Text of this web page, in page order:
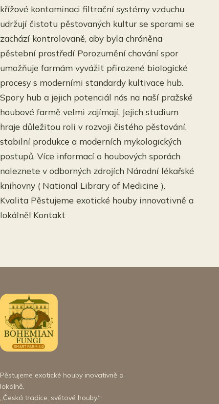
křížové kontaminaci filtrační systémy vzduchu
udržují čistotu pěstovaných kultur se sporami se
zachází kontrolovaně, aby byla chráněna
pěstební prostředí Porozumění chování spor
umožňuje farmám vyvážit přirozené biologické
procesy s moderními standardy kultivace hub.
Spory hub a jejich potenciál nás na naší pražské
houbové farmě velmi zajímají. Jejich studium
hraje důležitou roli v rozvoji čistého pěstování,
stabilní produkce a moderních mykologických
postupů. Více informací o houbových sporách
naleznete v odborných zdrojích Národní lékařské
knihovny ( National Library of Medicine ).
Kvalita Pěstujeme exotické houby innovativně a
lokálně! Kontakt
Pěstujeme exotické houby inovativně a
lokálně.
„Česká tradice, světové houby.“